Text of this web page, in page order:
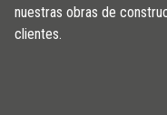
nuestras obras de
clientes.